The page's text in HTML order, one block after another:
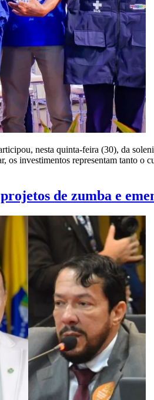
nesta quinta-feira (30), da
investimentos representam tanto o
de zumba e